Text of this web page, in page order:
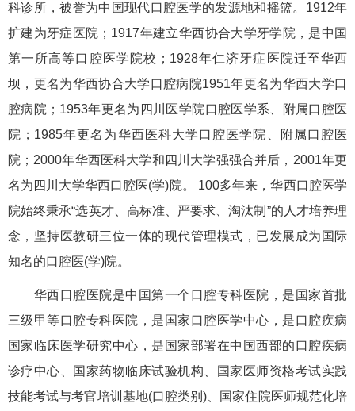
科诊所，被誉为中国现代口腔医学的发源地和摇篮。1912年
扩建为牙症医院；1917年建立华西协合大学牙学院，是中国
第一所高等口腔医学院校；1928年仁济牙症医院迁至华西
坝，更名为华西协合大学口腔病院1951年更名为华西大学口
腔病院；1953年更名为四川医学院口腔医学系、附属口腔医
院；1985年更名为华西医科大学口腔医学院、附属口腔医
院；2000年华西医科大学和四川大学强强合并后，2001年更
名为四川大学华西口腔医(学)院。 100多年来，华西口腔医学
院始终秉承“选英才、高标准、严要求、淘汰制”的人才培养理
念，坚持医教研三位一体的现代管理模式，已发展成为国际
知名的口腔医(学)院。
华西口腔医院是中国第一个口腔专科医院，是国家首批
三级甲等口腔专科医院，是国家口腔医学中心，是口腔疾病
国家临床医学研究中心，是国家部署在中国西部的口腔疾病
诊疗中心、国家药物临床试验机构、国家医师资格考试实践
技能考试与考官培训基地(口腔类别)、国家住院医师规范化培